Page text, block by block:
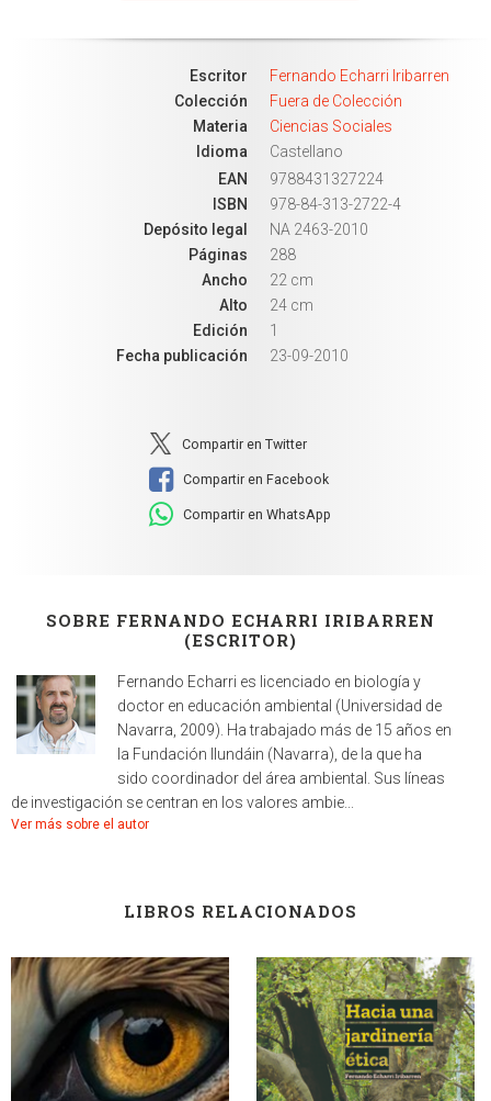
Escritor
Fernando Echarri Iribarren
Colección
Fuera de Colección
Materia
Ciencias Sociales
Idioma
Castellano
EAN
9788431327224
ISBN
978-84-313-2722-4
Depósito legal
NA 2463-2010
Páginas
288
Ancho
22 cm
Alto
24 cm
Edición
1
Fecha publicación
23-09-2010
Compartir en Twitter
Compartir en Facebook
Compartir en WhatsApp
SOBRE FERNANDO ECHARRI IRIBARREN
(ESCRITOR)
Fernando Echarri es licenciado en biología y
doctor en educación ambiental (Universidad de
Navarra, 2009). Ha trabajado más de 15 años en
la Fundación Ilundáin (Navarra), de la que ha
sido coordinador del área ambiental. Sus líneas
de investigación se centran en los valores ambie...
Ver más sobre el autor
LIBROS RELACIONADOS